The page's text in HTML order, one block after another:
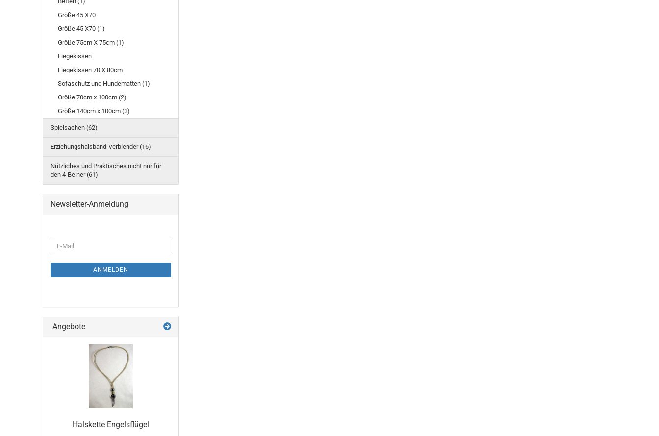
Größe 45 X70
Größe 45 X70 (1)
Größe 75cm X 75cm (1)
Liegekissen
Liegekissen 70 X 80cm
Sofaschutz und Hundematten (1)
Größe 70cm x 100cm (2)
Größe 140cm x 100cm (3)
Spielsachen (62)
Erziehungshalsband-Verblender (16)
Nützliches und Praktisches nicht nur für
den 4-Beiner (61)
Newsletter-Anmeldung
ZUR
E-
Mail
ANMELDEN
Angebote
Halskette Engelsflügel